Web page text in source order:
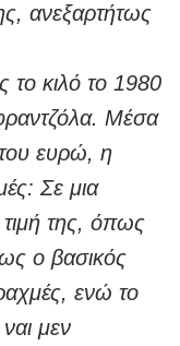
ανεξαρτήτως
κιλό το 1980
Μέσα
ευρώ, η
Σε μια
τιμή της, όπως
ο βασικός
ενώ το
μεν